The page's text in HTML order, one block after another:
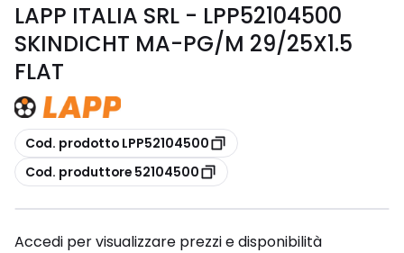
LAPP ITALIA SRL - LPP52104500
SKINDICHT MA-PG/M 29/25X1.5
FLAT
copia
Cod. prodotto LPP52104500
copia
Cod. produttore 52104500
Accedi per visualizzare prezzi e disponibilità